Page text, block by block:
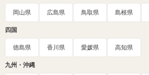
岡山県 広島県 鳥取県 島根県
四国
徳島県 香川県 愛媛県 高知県
九州・沖縄